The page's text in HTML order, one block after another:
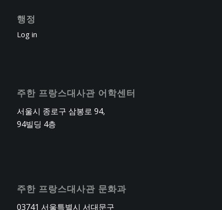
행정
Log in
주한 프랑스대사관 어학센터
서울시 종로구 삼봉로 94,
94빌딩 4층
주한 프랑스대사관 문화과
03741 서울특별시 서대문구